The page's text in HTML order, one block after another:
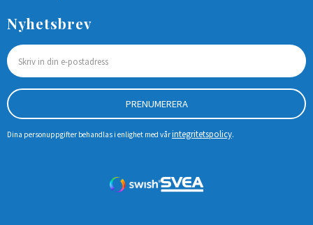
Nyhetsbrev
PRENUMERERA
Dina personuppgifter behandlas i enlighet med vårintegritetspolicy.